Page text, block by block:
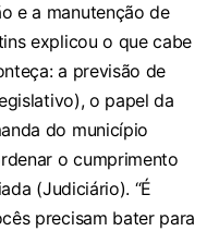
e a manutenção de
explicou o que cabe
a previsão de
o papel da
do município
o cumprimento
(Judiciário). “É
precisam bater para